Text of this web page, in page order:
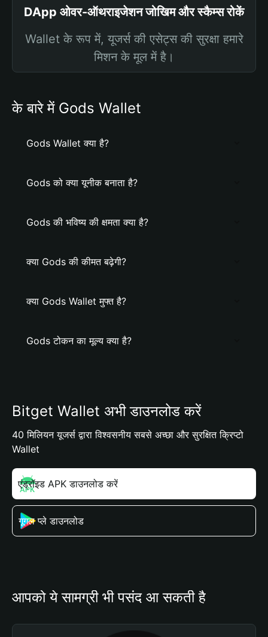
DApp ओवर-ऑथराइजेशन जोखिम और स्कैम्स रोकें
Wallet के रूप में, यूजर्स की एसेट्स की सुरक्षा हमारे
मिशन के मूल में है।
के बारे में Gods Wallet
Gods Wallet क्या है?
Gods को क्या यूनीक बनाता है?
Gods की भविष्य की क्षमता क्या है?
क्या Gods की कीमत बढ़ेगी?
क्या Gods Wallet मुफ्त है?
Gods टोकन का मूल्य क्या है?
Bitget Wallet अभी डाउनलोड करें
40 मिलियन यूजर्स द्वारा विश्वसनीय सबसे अच्छा और सुरक्षित क्रिप्टो
Wallet
एंड्रॉइड APK डाउनलोड करें
गूगल प्ले डाउनलोड
आपको ये सामग्री भी पसंद आ सकती है